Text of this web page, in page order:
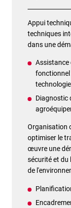
Appui
techniques
dans une
Assistance
fonctionnel
Diagnostic
Organisation
optimiser le
œuvre une
sécurité et du
de